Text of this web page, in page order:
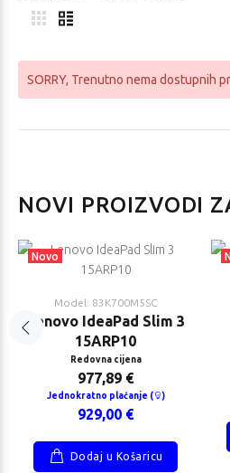
SORRY, Trenutno nema dostupnih
NOVI PROIZVODI
Novo
Model: 83K700M5SC
Lenovo IdeaPad Slim 3
15ARP10
Redovna cijena
977,89 €
Jednokratno plaćanje ( )
929,00 €
Dodaj u Košaricu
Legion 9
€
€
V15 G5